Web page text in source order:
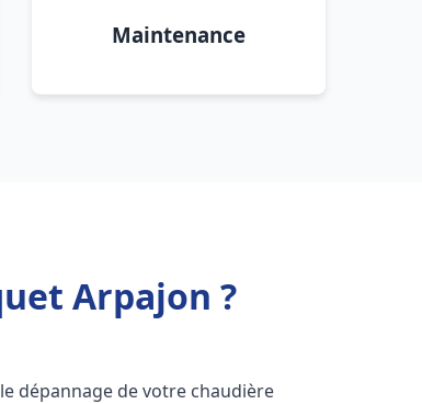
Maintenance
Arpajon ?
dépannage de votre chaudière